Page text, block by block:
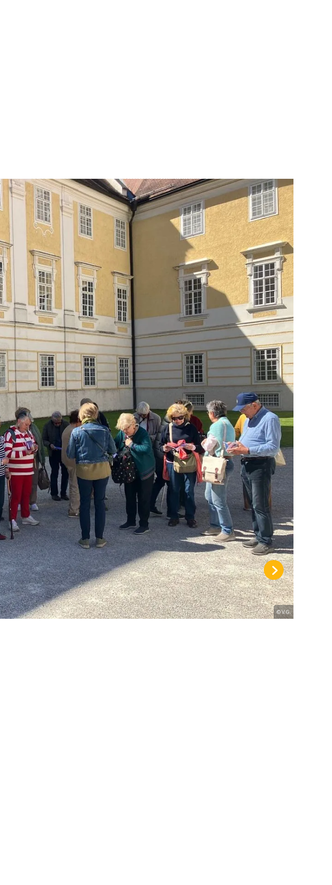
© V.G.